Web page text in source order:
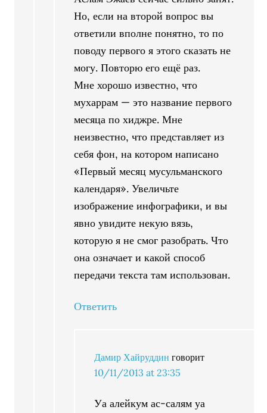
Но, если на второй вопрос вы
ответили вполне понятно, то по
поводу первого я этого сказать не
могу. Повторю его ещё раз.
Мне хорошо известно, что
мухаррам — это название первого
месяца по хиджре. Мне
неизвестно, что представляет из
себя фон, на котором написано
«Первый месяц мусульманского
календаря». Увеличьте
изображение инфографики, и вы
явно увидите некую вязь,
которую я не смог разобрать. Что
она означает и какой способ
передачи текста там использован.
Ответить
Дамир Хайруддин говорит
10/11/2013 at 23:35
Уа алейкум ас-салям уа